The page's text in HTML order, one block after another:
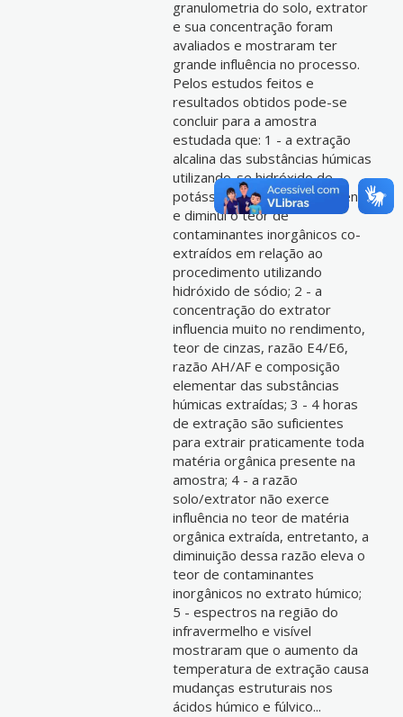
granulometria do solo, extrator
e sua concentração foram
avaliados e mostraram ter
grande influência no processo.
Pelos estudos feitos e
resultados obtidos pode-se
concluir para a amostra
estudada que: 1 - a extração
alcalina das substâncias húmicas
utilizando-se hidróxido de
potássio aumenta o rendimento
e diminui o teor de
contaminantes inorgânicos co-
extraídos em relação ao
procedimento utilizando
hidróxido de sódio; 2 - a
concentração do extrator
influencia muito no rendimento,
teor de cinzas, razão E4/E6,
razão AH/AF e composição
elementar das substâncias
húmicas extraídas; 3 - 4 horas
de extração são suficientes
para extrair praticamente toda
matéria orgânica presente na
amostra; 4 - a razão
solo/extrator não exerce
influência no teor de matéria
orgânica extraída, entretanto, a
diminuição dessa razão eleva o
teor de contaminantes
inorgânicos no extrato húmico;
5 - espectros na região do
infravermelho e visível
mostraram que o aumento da
temperatura de extração causa
mudanças estruturais nos
ácidos húmico e fúlvico...